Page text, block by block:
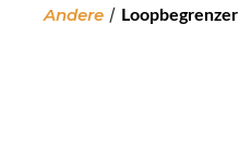
Andere / Loopbegrenzer